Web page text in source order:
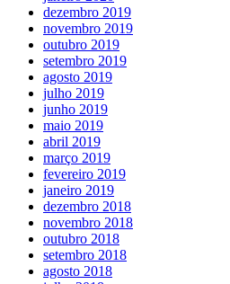
dezembro 2019
novembro 2019
outubro 2019
setembro 2019
agosto 2019
julho 2019
junho 2019
maio 2019
abril 2019
março 2019
fevereiro 2019
janeiro 2019
dezembro 2018
novembro 2018
outubro 2018
setembro 2018
agosto 2018